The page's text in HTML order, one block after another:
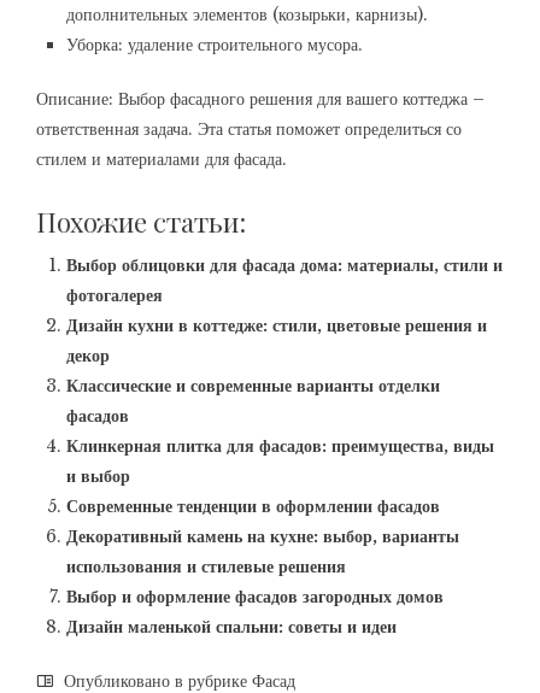
дополнительных элементов (козырьки‚ карнизы).
Уборка: удаление строительного мусора.
Описание: Выбор фасадного решения для вашего коттеджа –
ответственная задача. Эта статья поможет определиться со
стилем и материалами для фасада.
Похожие статьи:
Выбор облицовки для фасада дома: материалы, стили и
фотогалерея
Дизайн кухни в коттедже: стили, цветовые решения и
декор
Классические и современные варианты отделки
фасадов
Клинкерная плитка для фасадов: преимущества, виды
и выбор
Современные тенденции в оформлении фасадов
Декоративный камень на кухне: выбор, варианты
использования и стилевые решения
Выбор и оформление фасадов загородных домов
Дизайн маленькой спальни: советы и идеи
Опубликовано в рубрике Фасад